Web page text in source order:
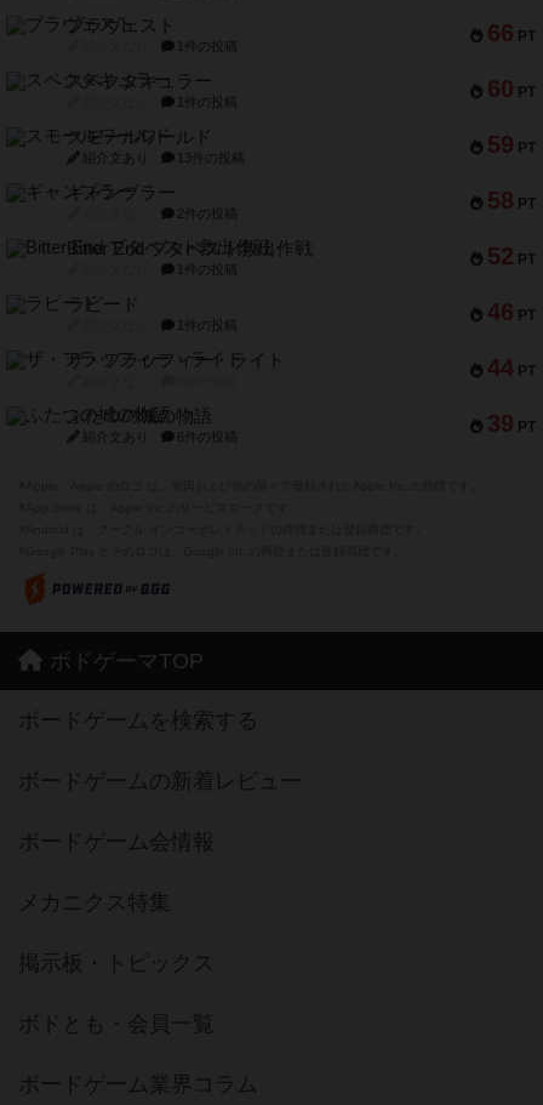
66 PT
ブラヴェスト
1件の投稿
60 PT
スペクタキュラー
1件の投稿
59 PT
スモールワールド
紹介文あり 13件の投稿
58 PT
ギャンブラー
2件の投稿
52 PT
Bitter End ブタペスト救出作戦
1件の投稿
46 PT
ラピード
1件の投稿
44 PT
ザ・フラッフィー・ライト
39 PT
ふたつの城の物語
紹介文あり 6件の投稿
ボドゲーマTOP
ボードゲームを検索する
ボードゲームの新着レビュー
ボードゲーム会情報
メカニクス特集
掲示板・トピックス
ボドとも・会員一覧
ボードゲーム業界コラム